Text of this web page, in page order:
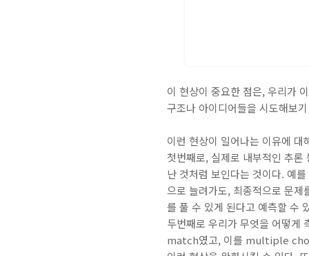
이 현상이 중요한 점은, 우리가
구조나 아이디어들을 시도해보
이런 현상이 일어나는 이유에 대
첫번째로, 실제로 내부적인 추
난 것처럼 보인다는 것이다.
으로 늘려가도, 최종적으로 문
를 풀 수 있게 된다고 예측할 수
두번째로 우리가 무엇을 어떻
match였고, 이를 multiple